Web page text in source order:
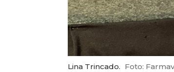
Lina Trincado. Foto: